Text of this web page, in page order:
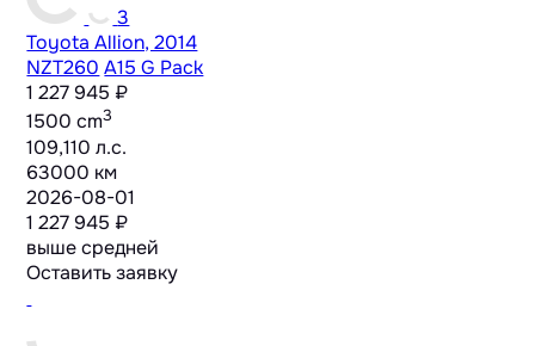
3
Toyota Allion, 2014
NZT260 A15 G Pack
1 227 945 ₽
1500 cm3
109,110 л.с.
63000 км
2026-08-01
1 227 945 ₽
выше средней
Оставить заявку